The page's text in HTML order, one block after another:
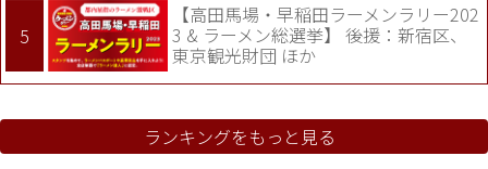
【高田馬場・早稲田ラーメンラリー202
3 & ラーメン総選挙】 後援：新宿区、
東京観光財団 ほか
ランキングをもっと見る